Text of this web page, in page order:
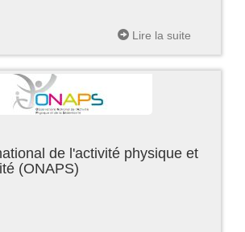
Lire la suite
de l'activité physique et
(ONAPS)